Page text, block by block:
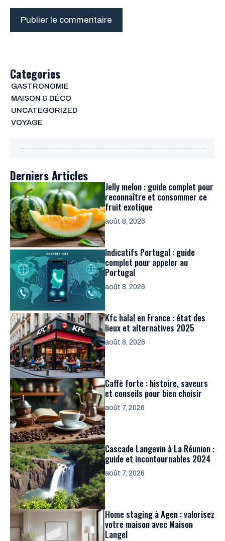
Categories
GASTRONOMIE
MAISON & DÉCO
UNCATEGORIZED
VOYAGE
Derniers Articles
Jelly melon : guide complet pour
reconnaître et consommer ce
fruit exotique
août 8, 2026
Indicatifs Portugal : guide
complet pour appeler au
Portugal
août 8, 2026
Kfc halal en France : état des
lieux et alternatives 2025
août 8, 2026
Caffè forte : histoire, saveurs
et conseils pour bien choisir
août 7, 2026
Cascade Langevin à La Réunion :
guide et incontournables 2024
août 7, 2026
Home staging à Agen : valorisez
votre maison avec Maison
Langel